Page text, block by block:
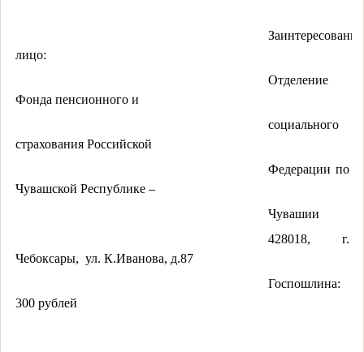
лицо:
Отделение
Фонда пенсионного и
социального
страхования Российской
Федерации по
Чувашской Республике –
Чувашии
428018, г.
Чебоксары, ул. К.Иванова, д.87
Госпошлина:
300 рублей